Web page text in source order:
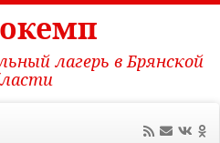
лагерь в Брянской